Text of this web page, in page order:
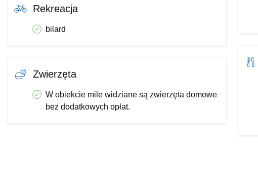
Rekreacja
bilard
Zwierzęta
W obiekcie mile widziane są zwierzęta domowe
bez dodatkowych opłat.